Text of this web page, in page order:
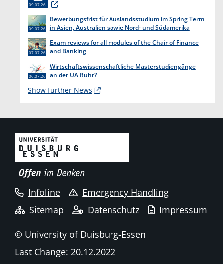
09.07.26
Bewerbungsfrist für Auslandsstudium im Spring Term
in Asien, Australien sowie Nord- und Südamerika
09.07.26
Exam reviews for all modules of the Chair of Finance
and Banking
07.07.26
Wirtschaftswissenschaftliche Masterstudiengänge
an der UA Ruhr?
06.07.26
Show further News
Infoline
Emergency Handling
Sitemap
Datenschutz Impressum
© University of Duisburg-Essen
Last Change: 20.12.2022